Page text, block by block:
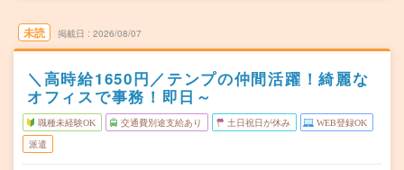
未読 掲載日 2026/08/07
＼高時給1650円／テンプの仲間活躍！綺麗な
オフィスで事務！即日～
職種未経験OK 交通費別途支給あり 土日祝日が休み WEB登録OK
派遣